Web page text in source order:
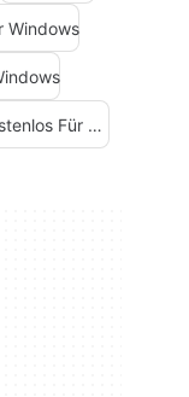
Windows
Einfache Videobearbeitung Kostenlos Für Windows